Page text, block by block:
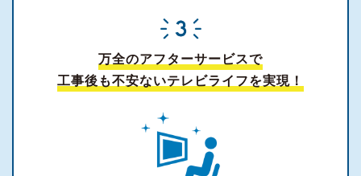
万全のアフターサービスで
工事後も不安ないテレビライフを実現！